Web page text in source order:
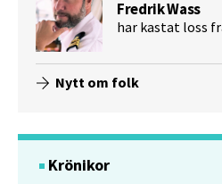
Fredrik Wass
har kastat loss
Nytt om folk
Krönikor